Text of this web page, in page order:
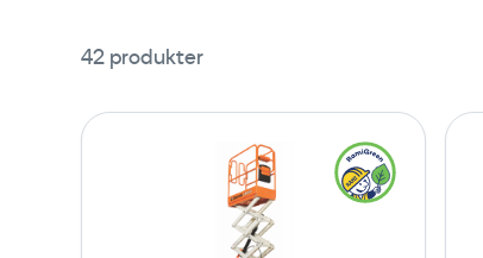
42 produkter
a
x
l